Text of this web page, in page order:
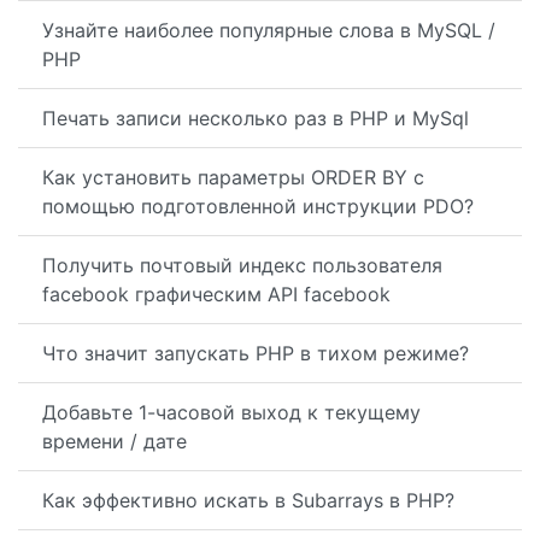
Узнайте наиболее популярные слова в MySQL /
PHP
Печать записи несколько раз в PHP и MySql
Как установить параметры ORDER BY с
помощью подготовленной инструкции PDO?
Получить почтовый индекс пользователя
facebook графическим API facebook
Что значит запускать PHP в тихом режиме?
Добавьте 1-часовой выход к текущему
времени / дате
Как эффективно искать в Subarrays в PHP?